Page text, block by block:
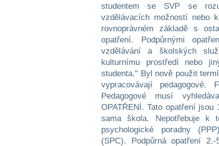
studentem se SVP se
vzdělávacích možností nebo
rovnoprávném základě s
opatření. Podpůrnými
vzdělávání a školských
kulturnímu prostředí nebo
studenta." Byl nově použit
vypracovávají
Pedagogové musí
OPATŘENÍ. Tato opatření
sama škola. Nepotřebuje k
psychologické poradny
(SPC). Podpůrná opatření